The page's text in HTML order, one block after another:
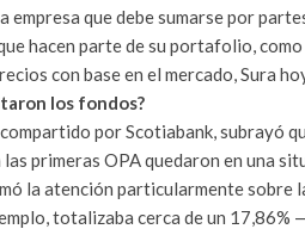
empresa que debe sumarse por
hacen parte de su portafolio,
con base en el mercado, Sura
los fondos?
por Scotiabank, subrayó
primeras OPA quedaron en una
la atención particularmente sobre
totalizaba cerca de un